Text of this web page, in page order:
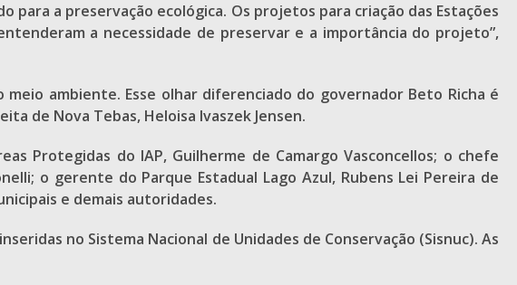
a preservação ecológica. Os projetos para criação das Estações
a necessidade de preservar e a importância do projeto”,
ambiente. Esse olhar diferenciado do governador Beto Richa é
de Nova Tebas, Heloisa Ivaszek Jensen.
Protegidas do IAP, Guilherme de Camargo Vasconcellos; o chefe
o gerente do Parque Estadual Lago Azul, Rubens Lei Pereira de
e demais autoridades.
no Sistema Nacional de Unidades de Conservação (Sisnuc). As